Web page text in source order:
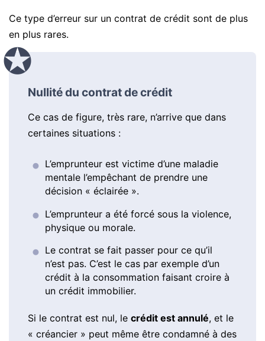
Ce type d’erreur sur un contrat de crédit sont de plus
en plus rares.
Nullité du contrat de crédit
Ce cas de figure, très rare, n’arrive que dans
certaines situations :
L’emprunteur est victime d’une maladie
mentale l’empêchant de prendre une
décision « éclairée ».
L’emprunteur a été forcé sous la violence,
physique ou morale.
Le contrat se fait passer pour ce qu’il
n’est pas. C’est le cas par exemple d’un
crédit à la consommation faisant croire à
un crédit immobilier.
Si le contrat est nul, le crédit est annulé, et le
« créancier » peut même être condamné à des